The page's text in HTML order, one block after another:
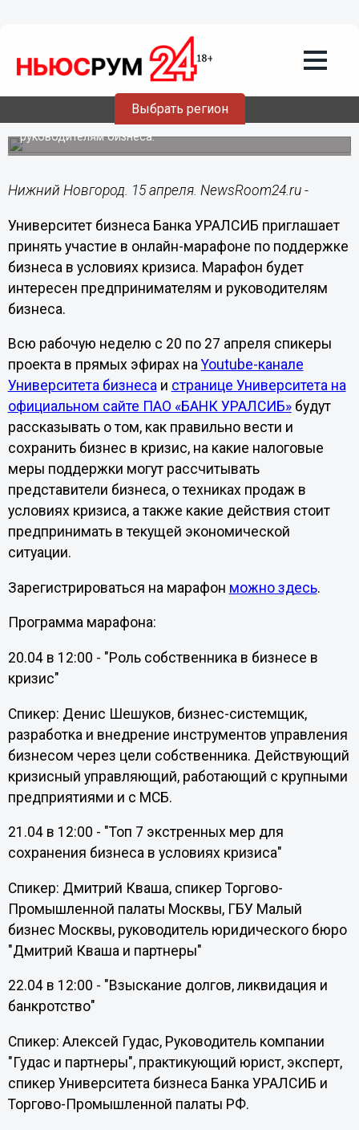
Выбрать регион
Университет бизнеса УРАЛСИБ
приглашает предпринимателей на
антикризисный онлайн-марафон
Марафон будет интересен предпринимателям и
руководителям бизнеса.
Нижний Новгород. 15 апреля. NewsRoom24.ru -
Университет бизнеса Банка УРАЛСИБ приглашает
принять участие в онлайн-марафоне по поддержке
бизнеса в условиях кризиса. Марафон будет
интересен предпринимателям и руководителям
бизнеса.
Всю рабочую неделю с 20 по 27 апреля спикеры
проекта в прямых эфирах наYoutube-канале
Университета бизнесаи странице Университета на
официальном сайте ПАО «БАНК УРАЛСИБ»будут
рассказывать о том, как правильно вести и
сохранить бизнес в кризис, на какие налоговые
меры поддержки могут рассчитывать
представители бизнеса, о техниках продаж в
условиях кризиса, а также какие действия стоит
предпринимать в текущей экономической
ситуации.
Зарегистрироваться на марафон можно здесь.
Программа марафона:
20.04 в 12:00 - "Роль собственника в бизнесе в
кризис"
Спикер: Денис Шешуков, бизнес-системщик,
разработка и внедрение инструментов управления
бизнесом через цели собственника. Действующий
кризисный управляющий, работающий с крупными
предприятиями и с МСБ.
21.04 в 12:00 - "Топ 7 экстренных мер для
сохранения бизнеса в условиях кризиса"
Спикер: Дмитрий Кваша, спикер Торгово-
Промышленной палаты Москвы, ГБУ Малый
бизнес Москвы, руководитель юридического бюро
"Дмитрий Кваша и партнеры"
22.04 в 12:00 - "Взыскание долгов, ликвидация и
банкротство"
Спикер: Алексей Гудас, Руководитель компании
"Гудас и партнеры", практикующий юрист, эксперт,
спикер Университета бизнеса Банка УРАЛСИБ и
Торгово-Промышленной палаты РФ.